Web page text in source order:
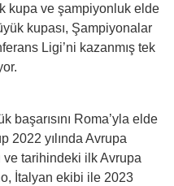
kupa ve şampiyonluk elde
kupası, Şampiyonalar
Ligi’ni kazanmış tek
başarısını Roma’yla elde
2022 yılında Avrupa
tarihindeki ilk Avrupa
İtalyan ekibi ile 2023